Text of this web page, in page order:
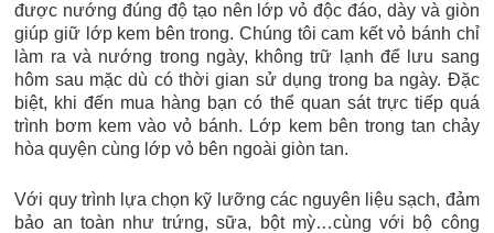
được nướng đúng độ tạo nên lớp vỏ độc đáo, dày và giòn
giúp giữ lớp kem bên trong. Chúng tôi cam kết vỏ bánh chỉ
làm ra và nướng trong ngày, không trữ lạnh để lưu sang
hôm sau mặc dù có thời gian sử dụng trong ba ngày. Đặc
biệt, khi đến mua hàng bạn có thể quan sát trực tiếp quá
trình bơm kem vào vỏ bánh. Lớp kem bên trong tan chảy
hòa quyện cùng lớp vỏ bên ngoài giòn tan.
Với quy trình lựa chọn kỹ lưỡng các nguyên liệu sạch, đảm
bảo an toàn như trứng, sữa, bột mỳ…cùng với bộ công